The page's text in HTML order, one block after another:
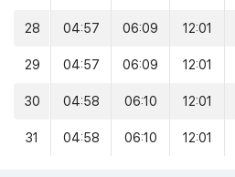
28 04:57 06:09 12:01
29 04:57 06:09 12:01
30 04:58 06:10 12:01
31 04:58 06:10 12:01